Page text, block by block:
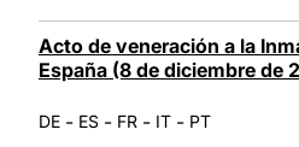
Acto de veneración a la
España (8 de diciembre de
DE - ES - FR - IT - PT